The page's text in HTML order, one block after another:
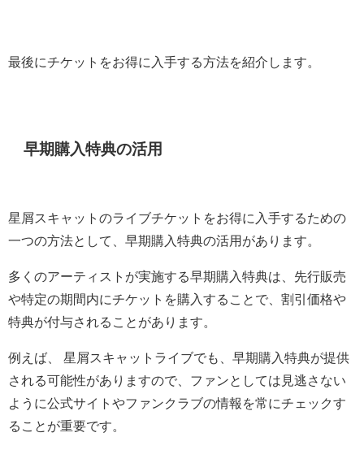
最後にチケットをお得に入手する方法を紹介します。
早期購入特典の活用
星屑スキャットのライブチケットをお得に入手するための
一つの方法として、早期購入特典の活用があります。
多くのアーティストが実施する早期購入特典は、先行販売
や特定の期間内にチケットを購入することで、割引価格や
特典が付与されることがあります。
例えば、 星屑スキャットライブでも、早期購入特典が提供
される可能性がありますので、ファンとしては見逃さない
ように公式サイトやファンクラブの情報を常にチェックす
ることが重要です。